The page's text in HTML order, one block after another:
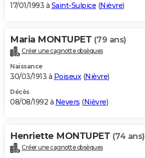
17/01/1993 à Saint-Sulpice (Nièvre)
Maria MONTUPET (79 ans)
Créer une cagnotte obsèques
Naissance
30/03/1913 à Poiseux(Nièvre)
Décès
08/08/1992 à Nevers (Nièvre)
Henriette MONTUPET (74 ans)
Créer une cagnotte obsèques